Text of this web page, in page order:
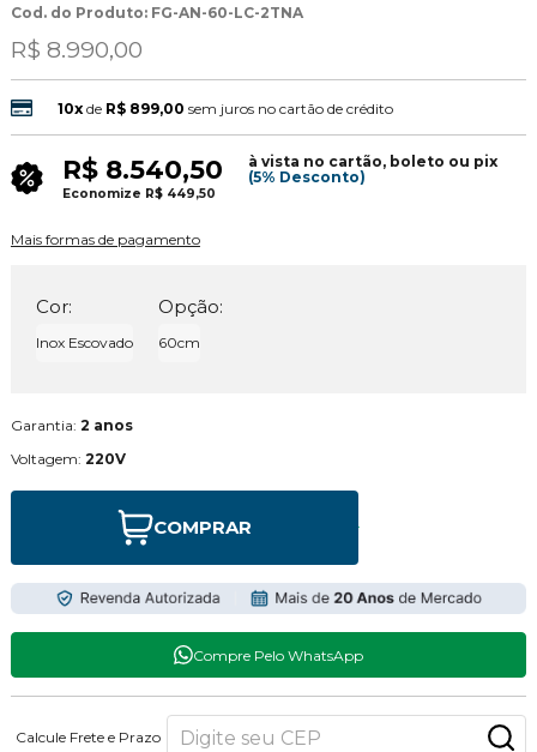
Cod. do Produto: FG-AN-60-LC-2TNA
R$ 8.990,00
10xde R$ 899,00 sem juros no cartão de crédito
R$ 8.540,50
à vista no cartão, boleto ou pix
(5% Desconto)
Economize R$ 449,50
Mais formas de pagamento
Cor:
Inox Escovado
Opção:
60cm
Garantia: 2 anos
Voltagem: 220V
COMPRAR
Compre Pelo WhatsApp
Calcule Frete e Prazo